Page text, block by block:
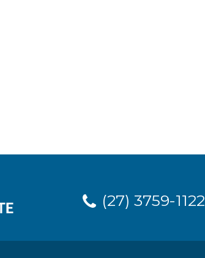
(27) 3759-1122